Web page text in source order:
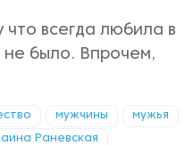
всегда любила в
не было. Впрочем,
мужчины мужья
Раневская